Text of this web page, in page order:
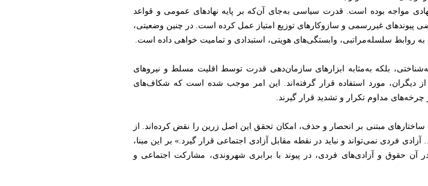
مواجه بوده است. قدرت سیاسی به‌جای آن‌که بر پایه نهادهای عمومی و قواعد
پیوندهای غیررسمی و سازوکارهای توزیع امتیاز عمل کرده است. در چنین وضعیتی،
روابط سلسله‌مراتبی، وابستگی‌های هویتی، استبدادی و تمامیت خواهی داده است.
بلکه به‌مثابه ابزارهای سازمان‌دهی قدرت توسط اقلیت مسلط و نیروهای
از دیگران، مورد استفاده قرار گرفته‌اند. این امر موجب شده است که شکاف‌های
مداوم تکرار و تشدید قرار گیرند.
مبتنی بر انحصار و حذف، امکان تحقق این اصل زرین را نقض کرده‌اند. از
فردی نمی‌تواند و نباید در نقطه مقابل آزادی اجتماعی قرار گیرد.» بر این مبنا،
حقوق و آزادی‌های فردی، در پیوند با برابری شهروندی، مشارکت اجتماعی و